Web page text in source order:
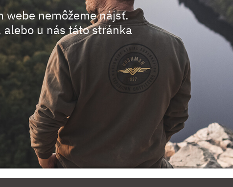
webe nemôžeme nájsť.
alebo u nás táto stránka